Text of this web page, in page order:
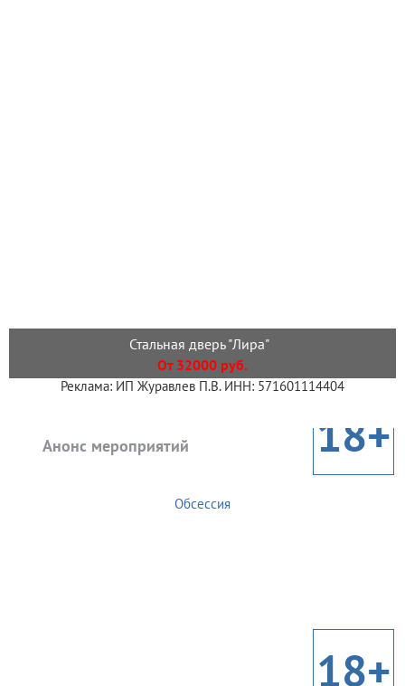
Стальная дверь "Лира"
От 32000 руб.
Реклама: ИП Журавлев П.В. ИНН: 571601114404
Анонс мероприятий 18+
Обсессия
18+